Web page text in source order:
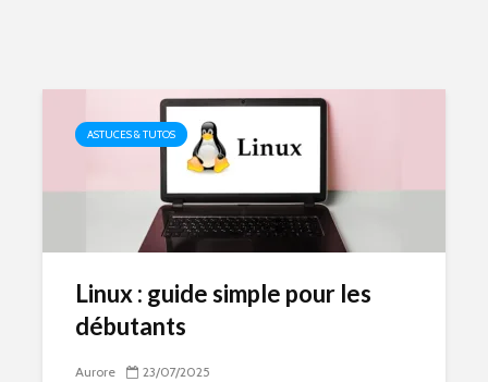
ASTUCES & TUTOS
Linux : guide simple pour les
débutants
Aurore 23/07/2025